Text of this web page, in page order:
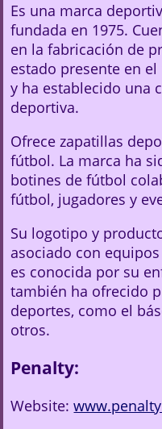
Es una marca
fundada en 1975.
en la fabricación de
estado presente en
y ha establecido una
deportiva.
Ofrece zapatillas
fútbol. La marca ha
botines de fútbol
fútbol, jugadores y
Su logotipo y
asociado con
es conocida por su
también ha ofrecido
deportes, como el
otros.
Penalty:
Website: